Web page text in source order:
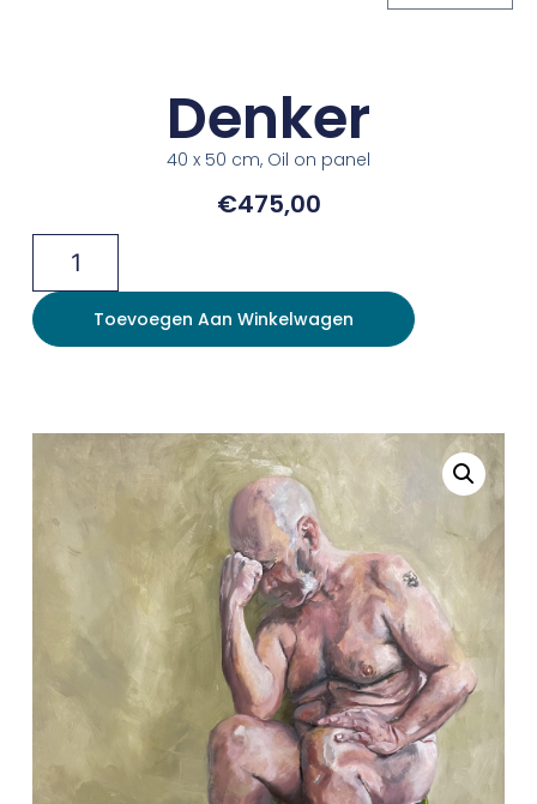
Denker
40 x 50 cm, Oil on panel
€475,00
Toevoegen Aan Winkelwagen